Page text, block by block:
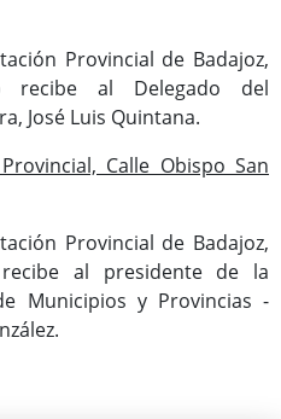
Provincial de Badajoz,
recibe al Delegado del
José Luis Quintana.
Calle Obispo San
Provincial de Badajoz,
al presidente de la
Municipios y Provincias -